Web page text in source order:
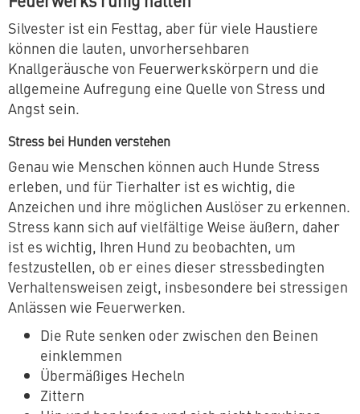
Silvester ist ein Festtag, aber für viele Haustiere
können die lauten, unvorhersehbaren
Knallgeräusche von Feuerwerkskörpern und die
allgemeine Aufregung eine Quelle von Stress und
Angst sein.
Stress bei Hunden verstehen
Genau wie Menschen können auch Hunde Stress
erleben, und für Tierhalter ist es wichtig, die
Anzeichen und ihre möglichen Auslöser zu erkennen.
Stress kann sich auf vielfältige Weise äußern, daher
ist es wichtig, Ihren Hund zu beobachten, um
festzustellen, ob er eines dieser stressbedingten
Verhaltensweisen zeigt, insbesondere bei stressigen
Anlässen wie Feuerwerken.
Die Rute senken oder zwischen den Beinen
einklemmen
Übermäßiges Hecheln
Zittern